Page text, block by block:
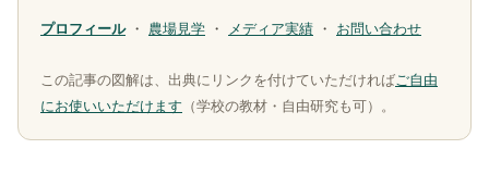
プロフィール・ 農場見学 ・ メディア実績 ・ お問い合わせ
この記事の図解は、出典にリンクを付けていただければ ご自由
にお使いいただけます （学校の教材・自由研究も可）。